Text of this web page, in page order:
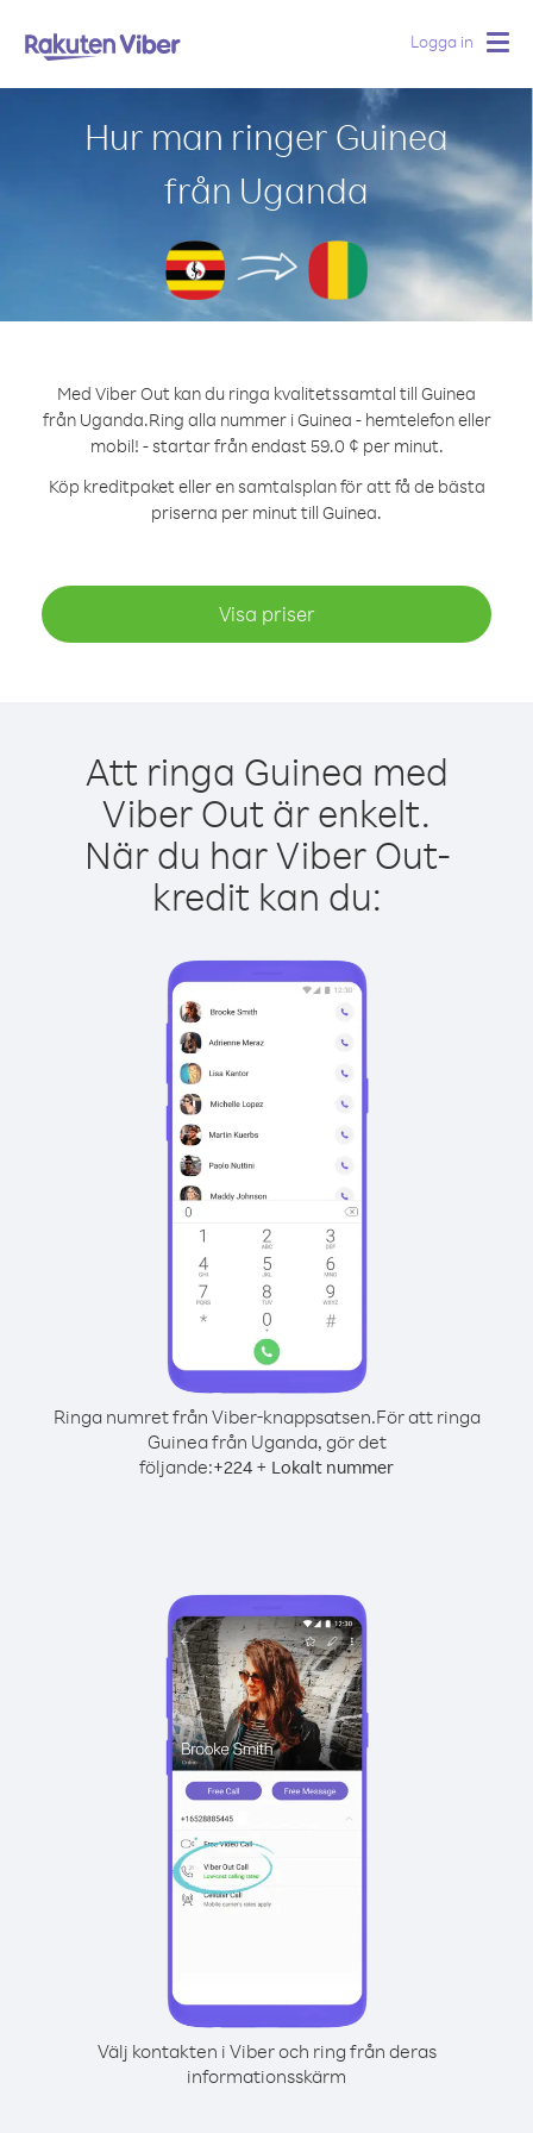
Logga in
Hur man ringer Guinea
från Uganda
Med Viber Out kan du ringa kvalitetssamtal till Guinea
från Uganda.Ring alla nummer i Guinea - hemtelefon eller
mobil! - startar från endast 59.0 ¢ per minut.
Köp kreditpaket eller en samtalsplan för att få de bästa
priserna per minut till Guinea.
Visa priser
Att ringa Guinea med
Viber Out är enkelt.
När du har Viber Out-
kredit kan du:
Ringa numret från Viber-knappsatsen.För att ringa
Guinea från Uganda, gör det
följande:+224 + Lokalt nummer
Välj kontakten i Viber och ring från deras
informationsskärm